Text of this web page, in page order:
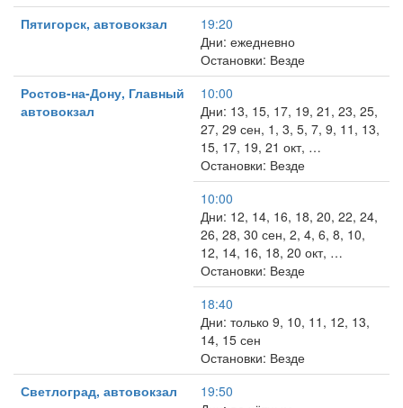
Пятигорск, автовокзал
19:20
Дни: ежедневно
Остановки: Везде
Ростов-на-Дону, Главный
автовокзал
10:00
Дни: 13, 15, 17, 19, 21, 23, 25,
27, 29 сен, 1, 3, 5, 7, 9, 11, 13,
15, 17, 19, 21 окт, …
Остановки: Везде
10:00
Дни: 12, 14, 16, 18, 20, 22, 24,
26, 28, 30 сен, 2, 4, 6, 8, 10,
12, 14, 16, 18, 20 окт, …
Остановки: Везде
18:40
Дни: только 9, 10, 11, 12, 13,
14, 15 сен
Остановки: Везде
Светлоград, автовокзал
19:50